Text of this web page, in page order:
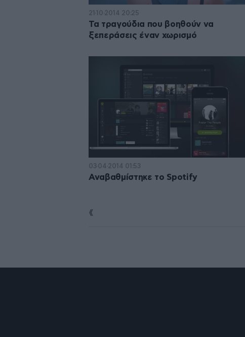
21·10·2014 20:25
Τα τραγούδια που βοηθούν να
ξεπεράσεις έναν χωρισμό
03·04·2014 01:53
Αναβαθμίστηκε το Spotify